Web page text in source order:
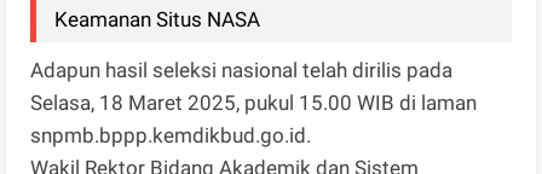
Keamanan Situs NASA
Adapun hasil seleksi nasional telah dirilis pada
Selasa, 18 Maret 2025, pukul 15.00 WIB di laman
snpmb.bppp.kemdikbud.go.id.
Wakil Rektor Bidang Akademik dan Sistem